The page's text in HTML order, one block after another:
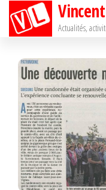
Passer
Actualités,